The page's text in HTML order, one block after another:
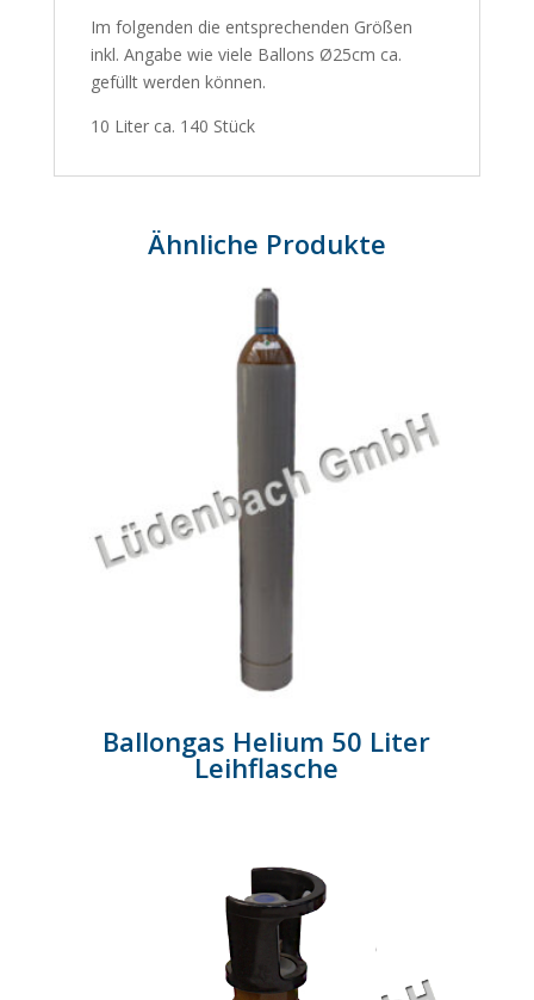
Im folgenden die entsprechenden Größen
inkl. Angabe wie viele Ballons Ø25cm ca.
gefüllt werden können.
10 Liter ca. 140 Stück
Ähnliche Produkte
Ballongas Helium 50 Liter
Leihflasche